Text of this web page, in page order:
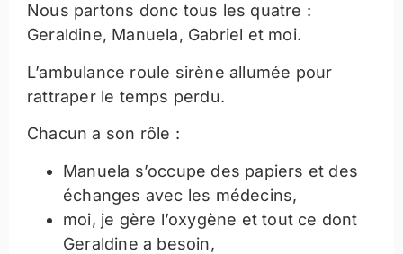
Nous partons donc tous les quatre :
Geraldine, Manuela, Gabriel et moi.
L’ambulance roule sirène allumée pour
rattraper le temps perdu.
Chacun a son rôle :
Manuela s’occupe des papiers et des
échanges avec les médecins,
moi, je gère l’oxygène et tout ce dont
Geraldine a besoin,